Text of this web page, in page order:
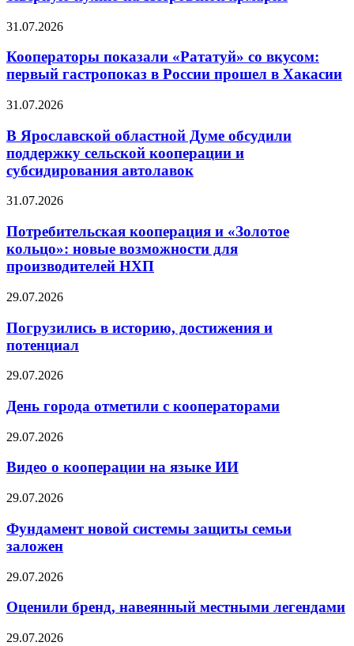
31.07.2026
Кооператоры показали «Рататуй» со вкусом:
первый гастропоказ в России прошел в Хакасии
31.07.2026
В Ярославской областной Думе обсудили
поддержку сельской кооперации и
субсидирования автолавок
31.07.2026
Потребительская кооперация и «Золотое
кольцо»: новые возможности для
производителей НХП
29.07.2026
Погрузились в историю, достижения и
потенциал
29.07.2026
День города отметили с кооператорами
29.07.2026
Видео о кооперации на языке ИИ
29.07.2026
Фундамент новой системы защиты семьи
заложен
29.07.2026
Оценили бренд, навеянный местными легендами
29.07.2026